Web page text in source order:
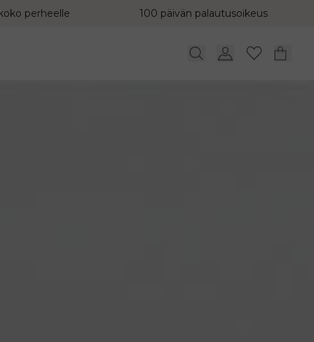
perheelle 100 päivän palautusoikeus